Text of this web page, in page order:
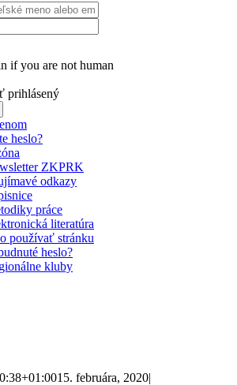
if you are not human
prihlásený
heslo?
ZKPRK
odkazy
práce
literatúra
používať stránku
heslo?
kluby
15. februára, 2020|